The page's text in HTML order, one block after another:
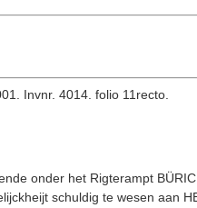
Invnr. 4014. folio 11recto.
onder het Rigterampt
schuldig te wesen aan